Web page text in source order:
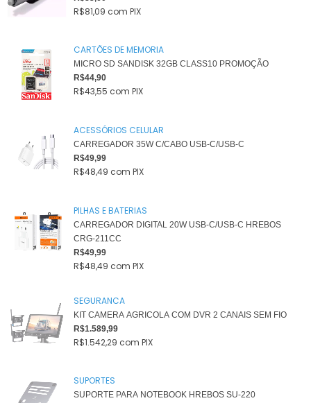
R$81,09 com PIX
CARTÕES DE MEMORIA
MICRO SD SANDISK 32GB CLASS10 PROMOÇÃO
R$44,90
R$43,55 com PIX
ACESSÓRIOS CELULAR
CARREGADOR 35W C/CABO USB-C/USB-C
R$49,99
R$48,49 com PIX
PILHAS E BATERIAS
CARREGADOR DIGITAL 20W USB-C/USB-C HREBOS
CRG-211CC
R$49,99
R$48,49 com PIX
SEGURANCA
KIT CAMERA AGRICOLA COM DVR 2 CANAIS SEM FIO
R$1.589,99
R$1.542,29 com PIX
SUPORTES
SUPORTE PARA NOTEBOOK HREBOS SU-220